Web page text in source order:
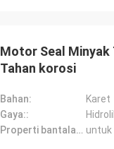
Motor Seal Minyak
Tahan korosi
Bahan:
Karet
Gaya::
Properti bantalan cocok: untuk